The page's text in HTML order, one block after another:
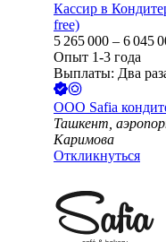
Кассир в
free)
5 265 000 – 6 045
Опыт 1-3 года
Выплаты: Два
ООО Safia
Ташкент,
Каримова
Откликнуться